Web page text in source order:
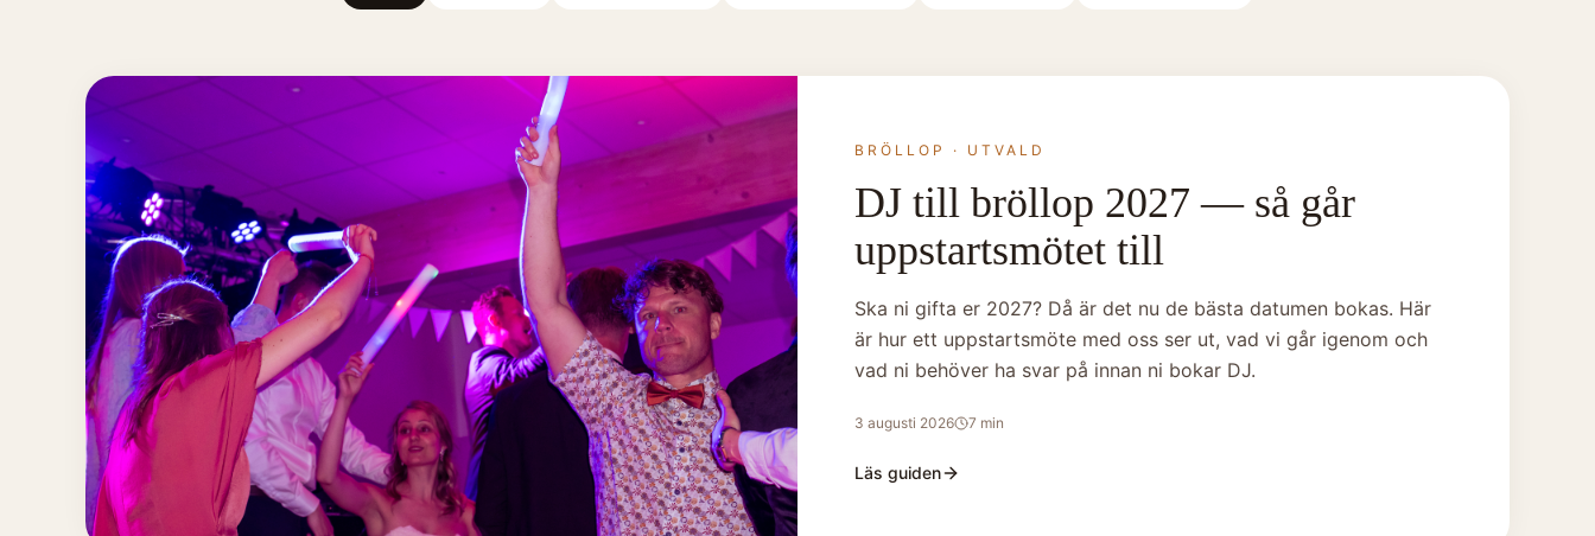
BRÖLLOP · UTVALD
DJ till bröllop 2027 — så går
uppstartsmötet till
Ska ni gifta er 2027? Då är det nu de bästa datumen bokas. Här
är hur ett uppstartsmöte med oss ser ut, vad vi går igenom och
vad ni behöver ha svar på innan ni bokar DJ.
3 augusti 2026 7 min
Läs guiden